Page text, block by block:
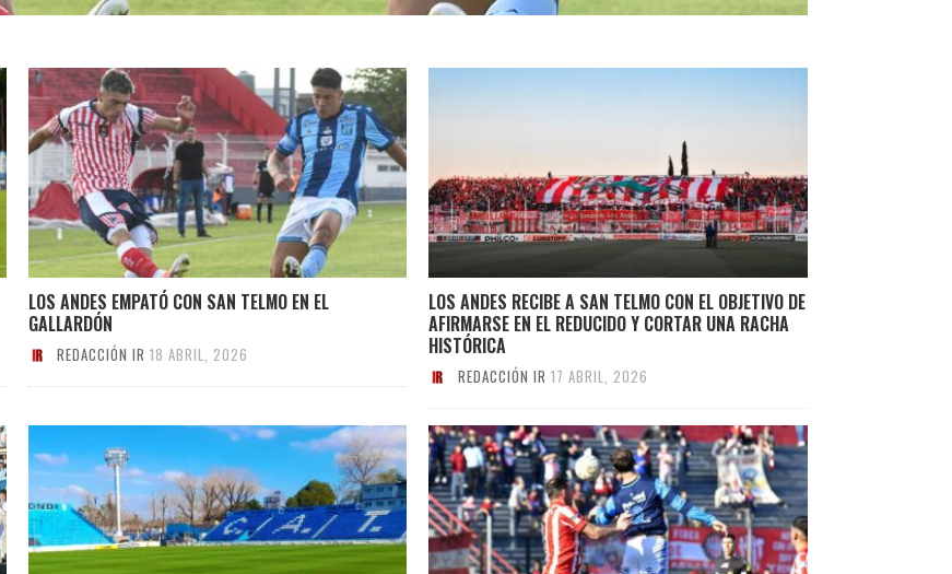
LOS ANDES EMPATÓ CON SAN TELMO EN EL
GALLARDÓN
REDACCIÓN IR 18 ABRIL, 2026
LOS ANDES RECIBE A SAN TELMO CON EL OBJETIVO DE
AFIRMARSE EN EL REDUCIDO Y CORTAR UNA RACHA
HISTÓRICA
REDACCIÓN IR 17 ABRIL, 2026